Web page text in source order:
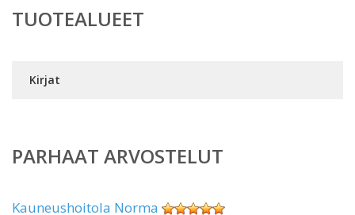
TUOTEALUEET
Kirjat
PARHAAT ARVOSTELUT
Kauneushoitola Norma